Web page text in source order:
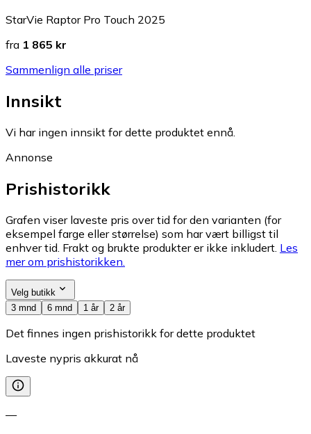
StarVie Raptor Pro Touch 2025
fra 1 865 kr
Sammenlign alle priser
Innsikt
Vi har ingen innsikt for dette produktet ennå.
Annonse
Prishistorikk
Grafen viser laveste pris over tid for den varianten (for
eksempel farge eller størrelse) som har vært billigst til
enhver tid. Frakt og brukte produkter er ikke inkludert. Les
mer om prishistorikken.
Velg butikk
3 mnd
6 mnd 1 år 2 år
Det finnes ingen prishistorikk for dette produktet
Laveste nypris akkurat nå
—